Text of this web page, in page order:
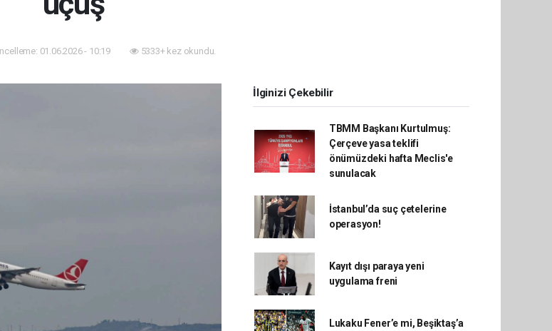
01.06.2026 - 10:19 5333+ kez okundu.
İlginizi Çekebilir
TBMM Başkanı Kurtulmuş:
Çerçeve yasa teklifi
önümüzdeki hafta Meclis'e
sunulacak
İstanbul’da suç çetelerine
operasyon!
Kayıt dışı paraya yeni
uygulama freni
Lukaku Fener’e mi, Beşiktaş’a